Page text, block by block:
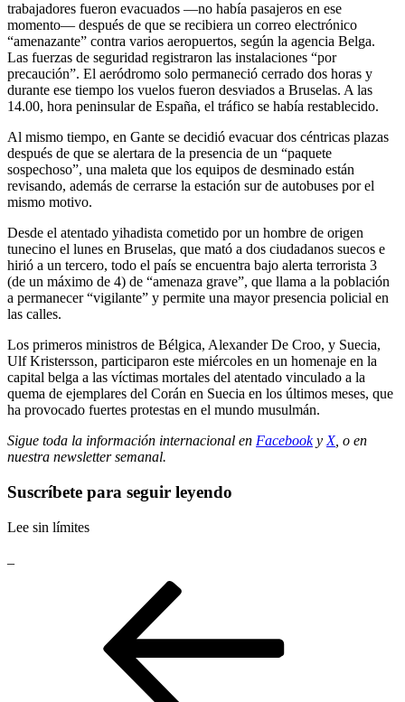
trabajadores fueron evacuados —no había pasajeros en ese
momento— después de que se recibiera un correo electrónico
“amenazante” contra varios aeropuertos, según la agencia Belga.
Las fuerzas de seguridad registraron las instalaciones “por
precaución”. El aeródromo solo permaneció cerrado dos horas y
durante ese tiempo los vuelos fueron desviados a Bruselas. A las
14.00, hora peninsular de España, el tráfico se había restablecido.
Al mismo tiempo, en Gante se decidió evacuar dos céntricas plazas
después de que se alertara de la presencia de un “paquete
sospechoso”, una maleta que los equipos de desminado están
revisando, además de cerrarse la estación sur de autobuses por el
mismo motivo.
Desde el atentado yihadista cometido por un hombre de origen
tunecino el lunes en Bruselas, que mató a dos ciudadanos suecos e
hirió a un tercero, todo el país se encuentra bajo alerta terrorista 3
(de un máximo de 4) de “amenaza grave”, que llama a la población
a permanecer “vigilante” y permite una mayor presencia policial en
las calles.
Los primeros ministros de Bélgica, Alexander De Croo, y Suecia,
Ulf Kristersson, participaron este miércoles en un homenaje en la
capital belga a las víctimas mortales del atentado vinculado a la
quema de ejemplares del Corán en Suecia en los últimos meses, que
ha provocado fuertes protestas en el mundo musulmán.
Sigue toda la información internacional en Facebooky X, o en
nuestra newsletter semanal.
Suscríbete para seguir leyendo
Lee sin límites